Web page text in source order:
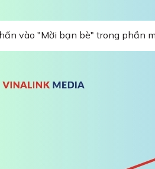
vào "Mời bạn bè" trong phần